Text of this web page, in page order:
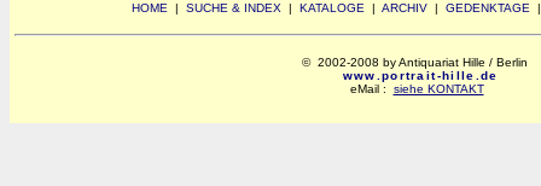
HOME | SUCHE & INDEX | KATALOGE | ARCHIV | GEDENKTAGE
© 2002-2008 by Antiquariat Hille / Berlin
www.portrait-hille.de
eMail : siehe KONTAKT